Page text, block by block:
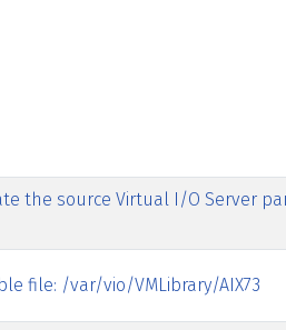
the source Virtual I/O Server
file: /var/vio/VMLibrary/AIX73